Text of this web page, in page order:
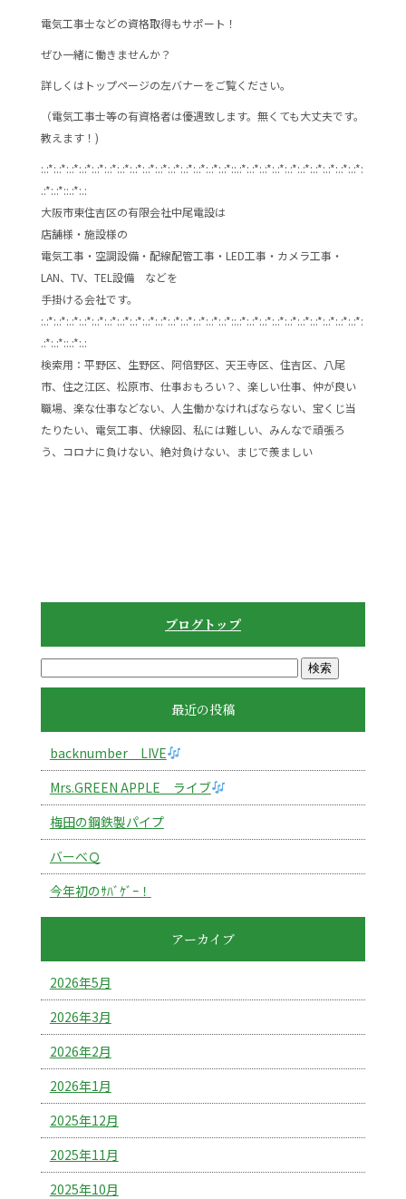
電気工事士などの資格取得もサポート！
ぜひ一緒に働きませんか？
詳しくはトップページの左バナーをご覧ください。
（電気工事士等の有資格者は優遇致します。無くても大丈夫です。
教えます！)
:.:*:.:*:.:*:.:*:.:*:.:*:.:*:.:*:.:*:.:*:.:*:.:*:.:*:.:*:.:*::.:*:.:*:.:*:.:*:.:*:.:*:.:*:.:*:.:*:.:*:
.:*:.:*::.:*:.:
大阪市東住吉区の有限会社中尾電設は
店舗様・施設様の
電気工事・空調設備・配線配管工事・LED工事・カメラ工事・
LAN、TV、TEL設備 などを
手掛ける会社です。
:.:*:.:*:.:*:.:*:.:*:.:*:.:*:.:*:.:*:.:*:.:*:.:*:.:*:.:*:.:*::.:*:.:*:.:*:.:*:.:*:.:*:.:*:.:*:.:*:.:*:
.:*:.:*::.:*:.:
検索用：平野区、生野区、阿倍野区、天王寺区、住吉区、八尾
市、住之江区、松原市、仕事おもろい？、楽しい仕事、仲が良い
職場、楽な仕事などない、人生働かなければならない、宝くじ当
たりたい、電気工事、伏線図、私には難しい、みんなで頑張ろ
う、コロナに負けない、絶対負けない、まじで羨ましい
ブログトップ
最近の投稿
backnumber LIVE
Mrs.GREEN APPLE ライブ
梅田の鋼鉄製パイプ
バーべＱ
今年初のｻﾊﾞｹﾞｰ！
アーカイブ
2026年5月
2026年3月
2026年2月
2026年1月
2025年12月
2025年11月
2025年10月